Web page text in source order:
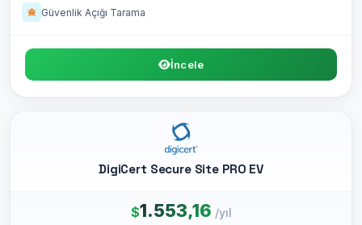
Güvenlik Açığı Tarama
İncele
DigiCert Secure Site PRO EV
$1.553,16 /yıl